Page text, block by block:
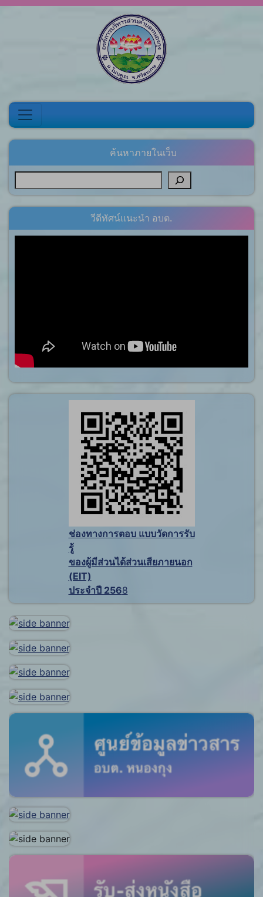
ค้นหาภายในเว็บ
วีดีทัศน์แนะนำ อบต.
ช่องทางการตอบ แบบวัดการรับ
รู้
ของผู้มีส่วนได้ส่วนเสียภายนอก
(EIT)
ประจำปี 2568